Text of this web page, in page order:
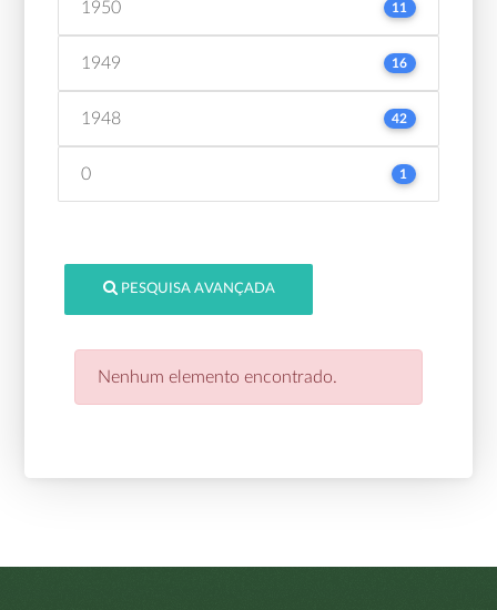
1950 11
1949 16
1948 42
0 1
PESQUISA AVANÇADA
Nenhum elemento encontrado.